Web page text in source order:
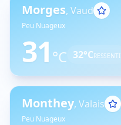
Morges, Vaud
Peu Nuageux
31 °C 32°CRESSENTI
Monthey, Valais
Peu Nuageux